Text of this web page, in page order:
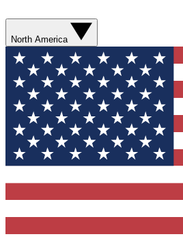
North America